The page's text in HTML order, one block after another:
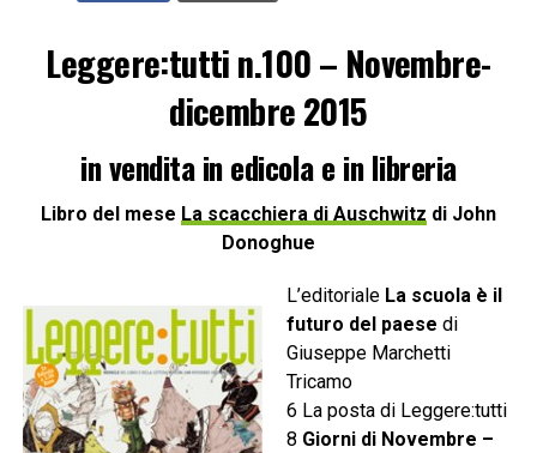
Leggere:tutti n.100 – Novembre-
dicembre 2015
in vendita in edicola e in libreria
Libro del mese La scacchiera di Auschwitz di John
Donoghue
L’editoriale La scuola è il
futuro del paese di
Giuseppe Marchetti
Tricamo
6 La posta di Leggere:tutti
8 Giorni di Novembre –